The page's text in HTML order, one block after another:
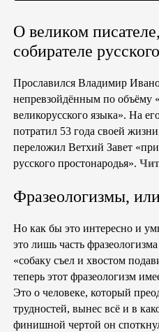
О великом
собирателе
Прославился Владимир
непревзойдённым по объёму
великорусского языка». На
потратил 53 года своей
переложил Ветхий Завет
русского простонародья».
Фразеологизмы,
Но как бы это интересно и
это лишь часть
«собаку съел и хвостом
теперь этот фразеологизм
Это о человеке, который
трудностей, вынес всё и в
финишной чертой он